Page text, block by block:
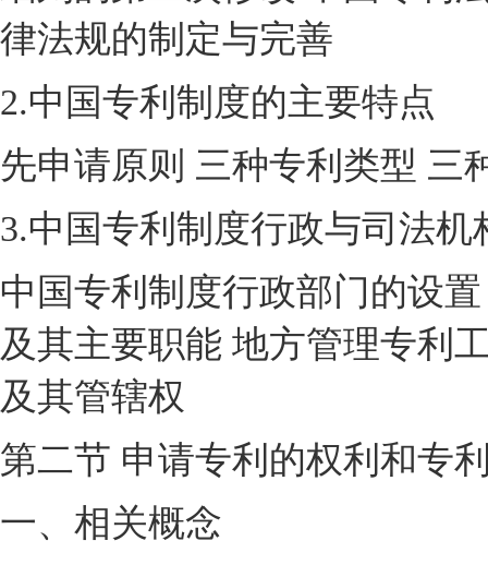
律法规的制定与完善
2.中国专利制度的主要特点
先申请原则 三种专利类型 三
3.中国专利制度行政与司法机
中国专利制度行政部门的设
及其主要职能 地方管理专利
及其管辖权
第二节 申请专利的权利和专
一、相关概念